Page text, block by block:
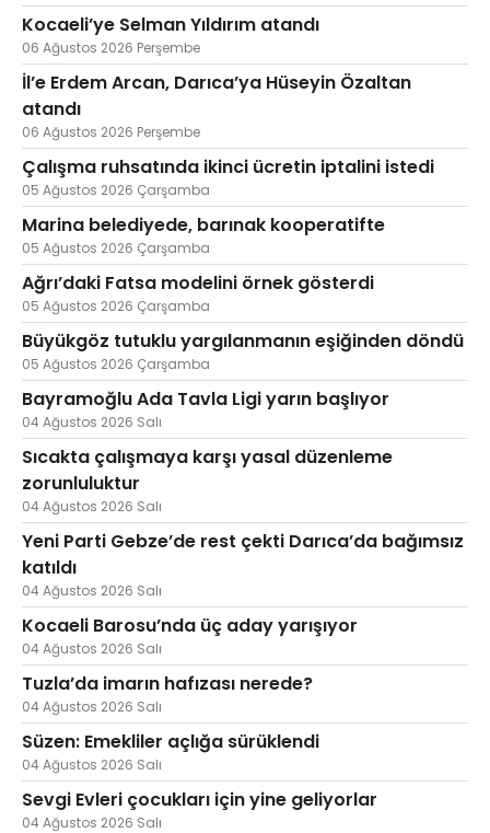
Kocaeli’ye Selman Yıldırım atandı
06 Ağustos 2026 Perşembe
İl’e Erdem Arcan, Darıca’ya Hüseyin Özaltan
atandı
06 Ağustos 2026 Perşembe
Çalışma ruhsatında ikinci ücretin iptalini istedi
05 Ağustos 2026 Çarşamba
Marina belediyede, barınak kooperatifte
05 Ağustos 2026 Çarşamba
Ağrı’daki Fatsa modelini örnek gösterdi
05 Ağustos 2026 Çarşamba
Büyükgöz tutuklu yargılanmanın eşiğinden döndü
05 Ağustos 2026 Çarşamba
Bayramoğlu Ada Tavla Ligi yarın başlıyor
04 Ağustos 2026 Salı
Sıcakta çalışmaya karşı yasal düzenleme
zorunluluktur
04 Ağustos 2026 Salı
Yeni Parti Gebze’de rest çekti Darıca’da bağımsız
katıldı
04 Ağustos 2026 Salı
Kocaeli Barosu’nda üç aday yarışıyor
04 Ağustos 2026 Salı
Tuzla’da imarın hafızası nerede?
04 Ağustos 2026 Salı
Süzen: Emekliler açlığa sürüklendi
04 Ağustos 2026 Salı
Sevgi Evleri çocukları için yine geliyorlar
04 Ağustos 2026 Salı